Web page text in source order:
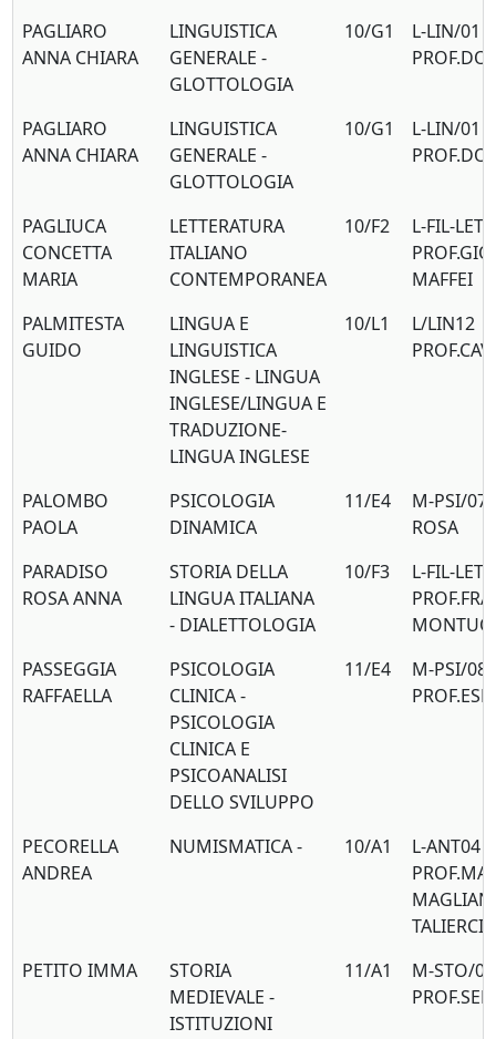
PAGLIARO
ANNA CHIARA
LINGUISTICA
GENERALE -
GLOTTOLOGIA
10/G1
L-LIN/01
PAGLIARO
ANNA CHIARA
LINGUISTICA
GENERALE -
GLOTTOLOGIA
10/G1
L-LIN/01
PAGLIUCA
CONCETTA
MARIA
LETTERATURA
ITALIANO
CONTEMPORANEA
10/F2
L-FIL-
MAFFEI
PALMITESTA
GUIDO
LINGUA E
LINGUISTICA
INGLESE - LINGUA
INGLESE/LINGUA E
TRADUZIONE-
LINGUA INGLESE
10/L1
L/LIN12
PALOMBO
PAOLA
PSICOLOGIA
DINAMICA
11/E4
M-PSI/07
ROSA
PARADISO
ROSA ANNA
STORIA DELLA
LINGUA ITALIANA
- DIALETTOLOGIA
10/F3
L-FIL-
PASSEGGIA
RAFFAELLA
PSICOLOGIA
CLINICA -
PSICOLOGIA
CLINICA E
PSICOANALISI
DELLO SVILUPPO
11/E4
M-PSI/08
PECORELLA
ANDREA
NUMISMATICA - 10/A1
L-ANT04
PETITO IMMA
STORIA
MEDIEVALE -
ISTITUZIONI
11/A1
M-STO/01